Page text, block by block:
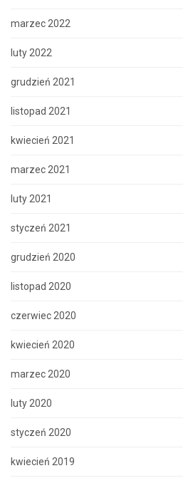
marzec 2022
luty 2022
grudzień 2021
listopad 2021
kwiecień 2021
marzec 2021
luty 2021
styczeń 2021
grudzień 2020
listopad 2020
czerwiec 2020
kwiecień 2020
marzec 2020
luty 2020
styczeń 2020
kwiecień 2019